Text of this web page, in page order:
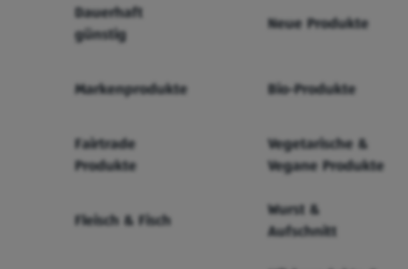
Dauerhaft
günstig
Neue Produkte
Markenprodukte Bio-Produkte
Fairtrade
Produkte
Vegetarische &
Vegane Produkte
Fleisch & Fisch
Wurst &
Aufschnitt